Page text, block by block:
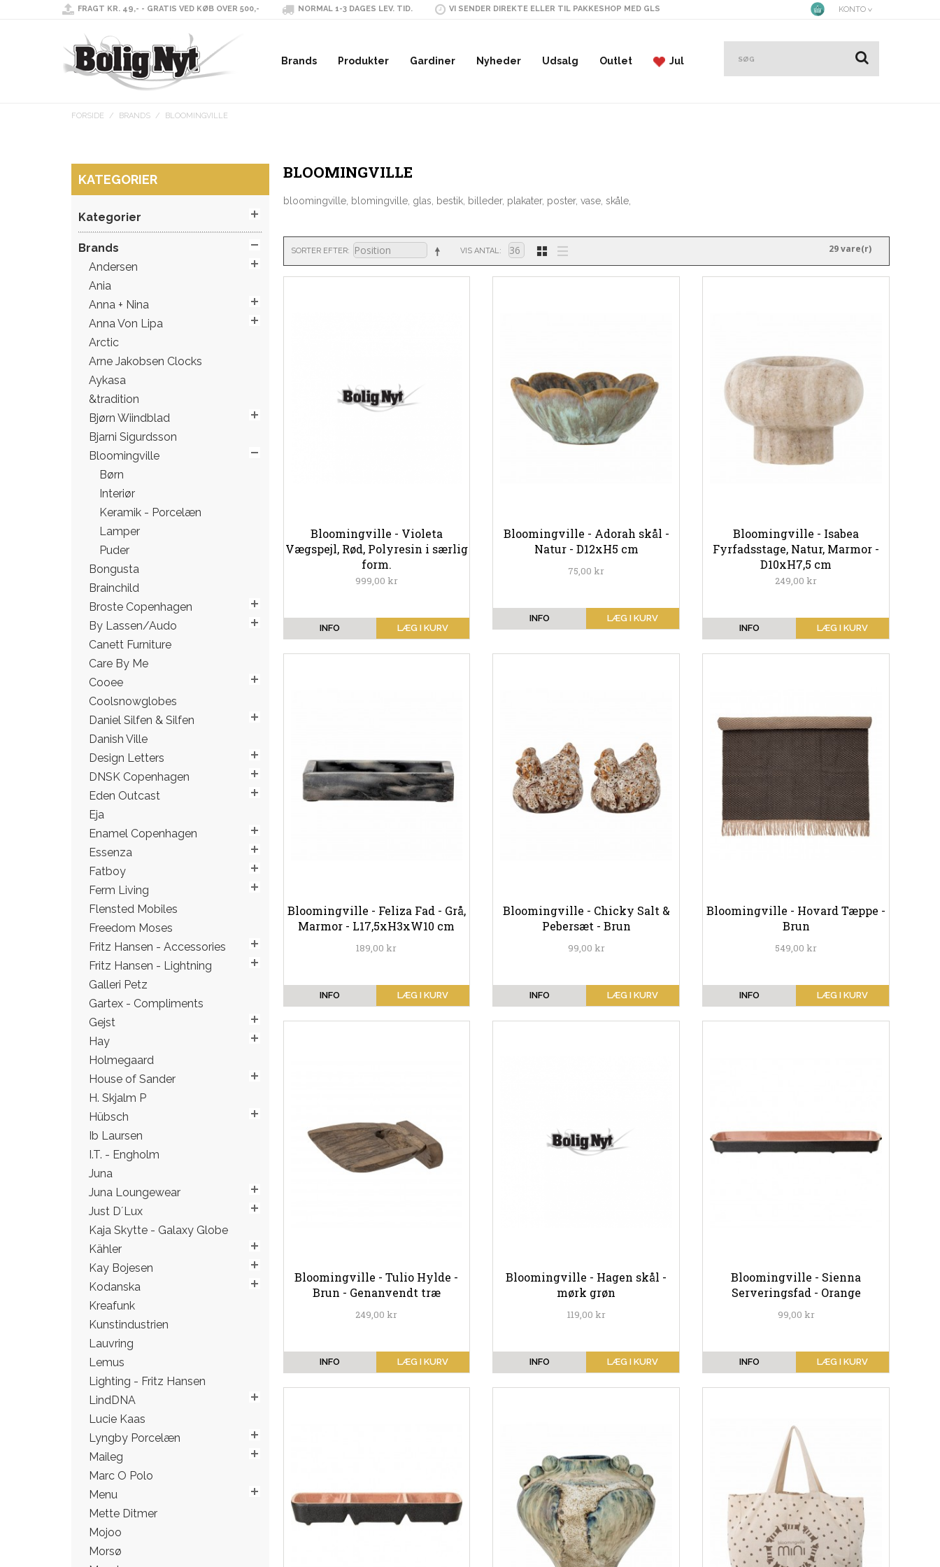
FRAGT KR. 49,- - GRATIS VED KØB OVER 500,- NORMAL 1-3 DAGES LEV. TID. VI SENDER DIREKTE ELLER TIL PAKKESHOP MED GLS KONTO
Brands Produkter Gardiner Nyheder Udsalg Outlet Jul
FORSIDE / BRANDS / BLOOMINGVILLE
KATEGORIER
Kategorier
Brands
Andersen
Ania
Anna + Nina
Anna Von Lipa
Arctic
Arne Jakobsen Clocks
Aykasa
&tradition
Bjørn Wiindblad
Bjarni Sigurdsson
Bloomingville
Børn
Interiør
Keramik - Porcelæn
Lamper
Puder
Bongusta
Brainchild
Broste Copenhagen
By Lassen/Audo
Canett Furniture
Care By Me
Cooee
Coolsnowglobes
Daniel Silfen & Silfen
Danish Ville
Design Letters
DNSK Copenhagen
Eden Outcast
Eja
Enamel Copenhagen
Essenza
Fatboy
Ferm Living
Flensted Mobiles
Freedom Moses
Fritz Hansen - Accessories
Fritz Hansen - Lightning
Galleri Petz
Gartex - Compliments
Gejst
Hay
Holmegaard
House of Sander
H. Skjalm P
Hübsch
Ib Laursen
I.T. - Engholm
Juna
Juna Loungewear
Just D´Lux
Kaja Skytte - Galaxy Globe
Kähler
Kay Bojesen
Kodanska
Kreafunk
Kunstindustrien
Lauvring
Lemus
Lighting - Fritz Hansen
LindDNA
Lucie Kaas
Lyngby Porcelæn
Maileg
Marc O Polo
Menu
Mette Ditmer
Mojoo
Morsø
BLOOMINGVILLE
bloomingville, blomingville, glas, bestik, billeder, plakater, poster, vase, skåle,
SORTER EFTER VIS ANTAL 29 vare(r)
Bloomingville - Violeta
Vægspejl, Rød, Polyresin i særlig
form.
999,00 kr
LÆG I KURV
INFO
Bloomingville - Adorah skål -
Natur - D12xH5 cm
75,00 kr
LÆG I KURV
INFO
Bloomingville - Isabea
Fyrfadsstage, Natur, Marmor -
D10xH7,5 cm
249,00 kr
LÆG I KURV
INFO
Bloomingville - Feliza Fad - Grå,
Marmor - L17,5xH3xW10 cm
189,00 kr
LÆG I KURV
INFO
Bloomingville - Chicky Salt &
Pebersæt - Brun
99,00 kr
LÆG I KURV
INFO
Bloomingville - Hovard Tæppe -
Brun
549,00 kr
LÆG I KURV
INFO
Bloomingville - Tulio Hylde -
Brun - Genanvendt træ
249,00 kr
LÆG I KURV
INFO
Bloomingville - Hagen skål -
mørk grøn
119,00 kr
LÆG I KURV
INFO
Bloomingville - Sienna
Serveringsfad - Orange
99,00 kr
LÆG I KURV
INFO